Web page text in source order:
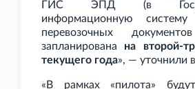
ГИС ЭПД (в
информационную систему
перевозочных
запланирована на второй-
текущего года», — уточнили
«В рамках «пилота»